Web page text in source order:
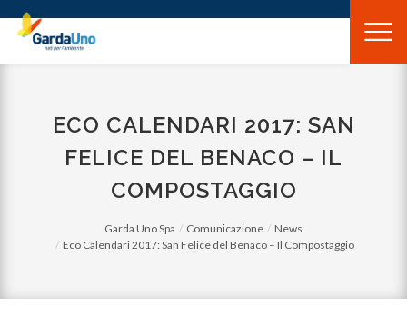
Gardauno
Spa
ECO CALENDARI 2017: SAN
FELICE DEL BENACO – IL
COMPOSTAGGIO
Garda Uno Spa Comunicazione
News
Eco Calendari 2017: San Felice del Benaco – Il Compostaggio